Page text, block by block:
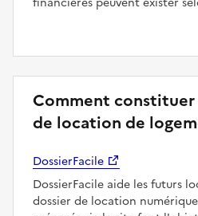
Comment
de location de
DossierFacile
DossierFacile aide les futurs
dossier de location